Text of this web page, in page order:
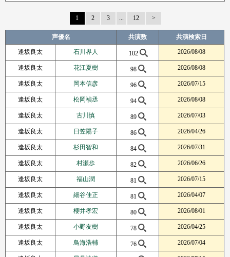
1 2 3 ... 12
声優名 共演数 共演検索日
逢坂良太 石川界人 102 2026/08/08
逢坂良太 花江夏樹 98 2026/08/08
逢坂良太 岡本信彦 96 2026/07/15
逢坂良太 松岡禎丞 94 2026/08/08
逢坂良太 古川慎 89 2026/07/03
逢坂良太 日笠陽子 86 2026/04/26
逢坂良太 杉田智和 84 2026/07/31
逢坂良太 村瀬歩 82 2026/06/26
逢坂良太 福山潤 81 2026/07/15
逢坂良太 細谷佳正 81 2026/04/07
逢坂良太 櫻井孝宏 80 2026/08/01
逢坂良太 小野友樹 78 2026/04/25
逢坂良太 鳥海浩輔 76 2026/07/04